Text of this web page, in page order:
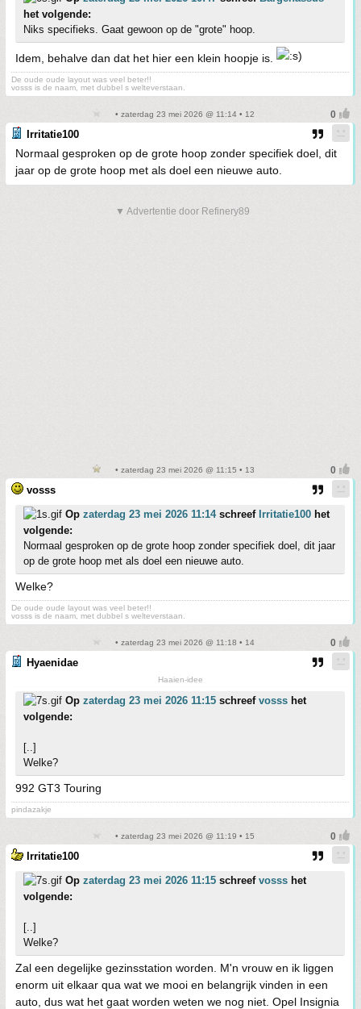
het volgende:
Niks specifieks. Gaat gewoon op de "grote" hoop.
Idem, behalve dan dat het hier een klein hoopje is.
De oude oude layout was veel beter!!
vosss is de naam, met dubbel s welteverstaan.
• zaterdag 23 mei 2026 @ 11:14 • 12
Irritatie100
Normaal gesproken op de grote hoop zonder specifiek doel, dit
jaar op de grote hoop met als doel een nieuwe auto.
▼ Advertentie door Refinery89
• zaterdag 23 mei 2026 @ 11:15 • 13
vosss
Op zaterdag 23 mei 2026 11:14schreef Irritatie100 het
volgende:
Normaal gesproken op de grote hoop zonder specifiek doel, dit jaar
op de grote hoop met als doel een nieuwe auto.
Welke?
De oude oude layout was veel beter!!
vosss is de naam, met dubbel s welteverstaan.
• zaterdag 23 mei 2026 @ 11:18 • 14
Hyaenidae
Haaien-idee
Op zaterdag 23 mei 2026 11:15 schreef vosss het
volgende:
[..]
Welke?
992 GT3 Touring
pindazakje
• zaterdag 23 mei 2026 @ 11:19 • 15
Irritatie100
Op zaterdag 23 mei 2026 11:15 schreef vosss het
volgende:
[..]
Welke?
Zal een degelijke gezinsstation worden. M'n vrouw en ik liggen
enorm uit elkaar qua wat we mooi en belangrijk vinden in een
auto, dus wat het gaat worden weten we nog niet. Opel Insignia